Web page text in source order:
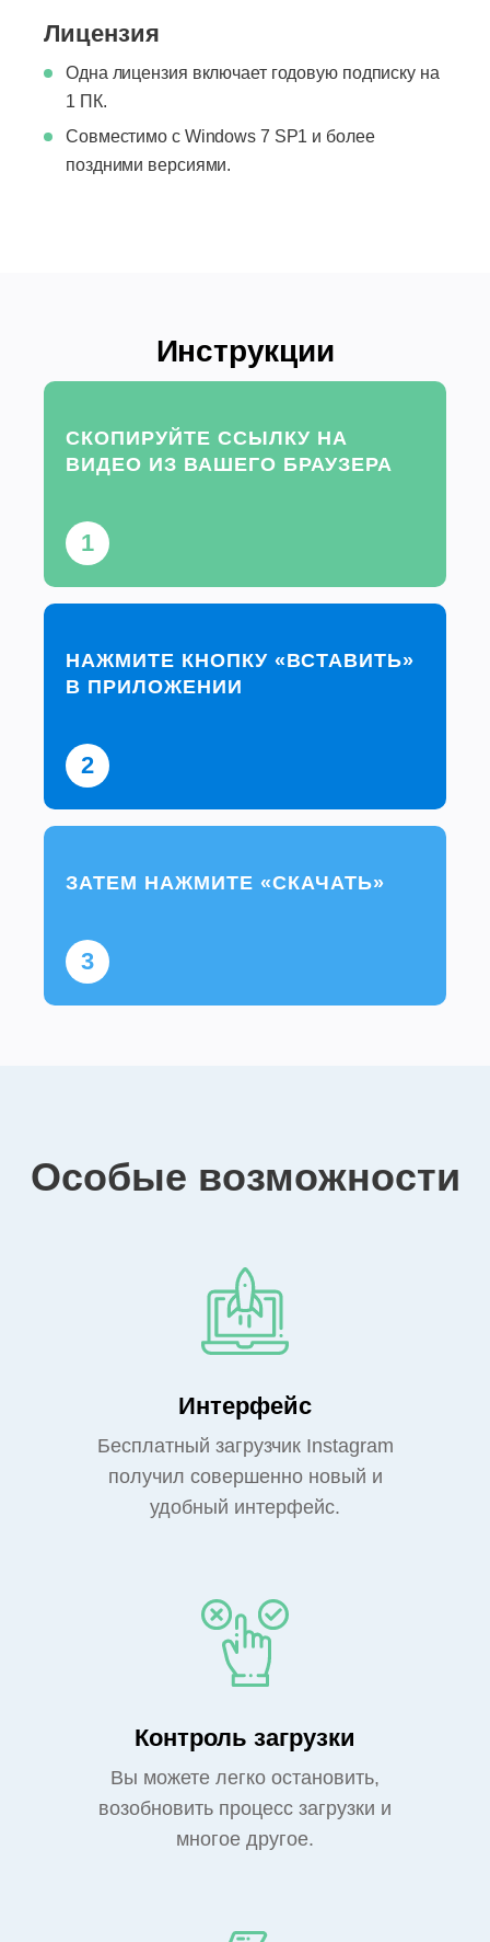
Лицензия
Одна лицензия включает годовую подписку на
1 ПК.
Совместимо с Windows 7 SP1 и более
поздними версиями.
Инструкции
1
СКОПИРУЙТЕ ССЫЛКУ НА
ВИДЕО ИЗ ВАШЕГО БРАУЗЕРА
2
НАЖМИТЕ КНОПКУ «ВСТАВИТЬ»
В ПРИЛОЖЕНИИ
3
ЗАТЕМ НАЖМИТЕ «СКАЧАТЬ»
Особые возможности
Интерфейс
Бесплатный загрузчик Instagram
получил совершенно новый и
удобный интерфейс.
Контроль загрузки
Вы можете легко остановить,
возобновить процесс загрузки и
многое другое.